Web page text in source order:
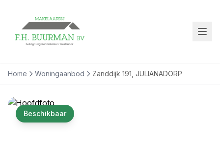
Home Woningaanbod Zanddijk 191, JULIANADORP
Beschikbaar